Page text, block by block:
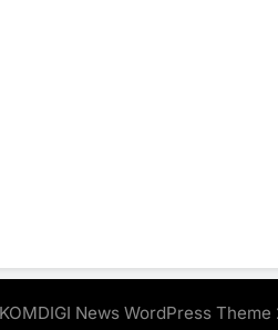
News WordPress